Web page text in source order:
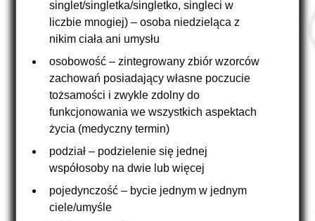
singlet/singletka/singletko, singleci w
liczbie mnogiej) – osoba niedzieląca z
nikim ciała ani umysłu
osobowość – zintegrowany zbiór wzorców
zachowań posiadający własne poczucie
tożsamości i zwykle zdolny do
funkcjonowania we wszystkich aspektach
życia (medyczny termin)
podział – podzielenie się jednej
współosoby na dwie lub więcej
pojedynczość – bycie jednym w jednym
ciele/umyśle